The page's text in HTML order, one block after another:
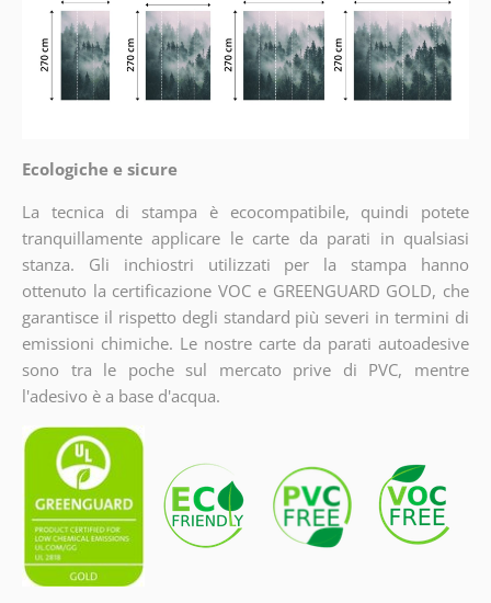
Ecologiche e sicure
La tecnica di stampa è ecocompatibile, quindi potete
tranquillamente applicare le carte da parati in qualsiasi
stanza. Gli inchiostri utilizzati per la stampa hanno
ottenuto la certificazione VOC e GREENGUARD GOLD, che
garantisce il rispetto degli standard più severi in termini di
emissioni chimiche. Le nostre carte da parati autoadesive
sono tra le poche sul mercato prive di PVC, mentre
l'adesivo è a base d'acqua.